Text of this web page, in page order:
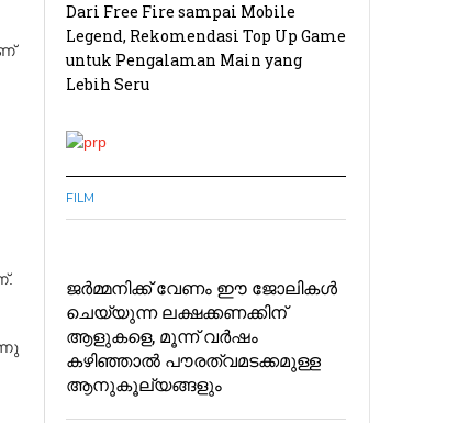
Dari Free Fire sampai Mobile
Legend, Rekomendasi Top Up Game
untuk Pengalaman Main yang
Lebih Seru
FILM
ജർമ്മനിക്ക് വേണം ഈ ജോലികൾ
ചെയ്യുന്ന ലക്ഷക്കണക്കിന്
ആളുകളെ, മൂന്ന് വർഷം
കഴിഞ്ഞാൽ പൗരത്വമടക്കമുള്ള
ആനുകൂല്യങ്ങളും